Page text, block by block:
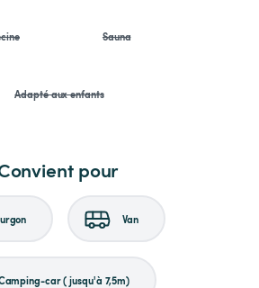
Sauna
Adapté aux enfants
pour
Van
car (jusqu'à 7,5m)